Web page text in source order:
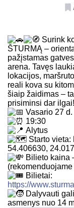
Surink
ŠTURMĄ –
pažįstamas
arena. Tavęs
lokacijos,
reali kova su
šiaip žaidimas –
prisiminsi dar ilgai!
Vasario 27 d.
19:30
Alytus
Starto vieta:
54.406630,
Bilieto kaina
Bilietai:
https://
Dalyvauti
asmenys nuo 14